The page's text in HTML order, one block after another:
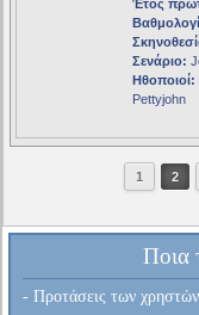
Έτος
Σενάριο:
Ηθοποιοί:
Pettyjohn
1 2
Ποια
- Προτάσεις των